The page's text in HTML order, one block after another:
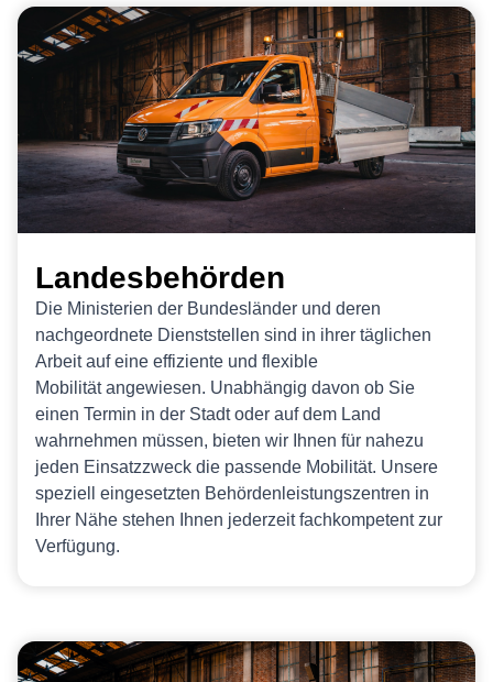
Landesbehörden
Die Ministerien der Bundesländer und deren
nachgeordnete Dienststellen sind in ihrer täglichen
Arbeit auf eine effiziente und flexible
Mobilität angewiesen. Unabhängig davon ob Sie
einen Termin in der Stadt oder auf dem Land
wahrnehmen müssen, bieten wir Ihnen für nahezu
jeden Einsatzzweck die passende Mobilität. Unsere
speziell eingesetzten Behördenleistungszentren in
Ihrer Nähe stehen Ihnen jederzeit fachkompetent zur
Verfügung.